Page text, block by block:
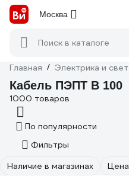
Москва
Поиск в каталоге
Главная / Электрика и свет
Кабель ПЭПТ В 100
1000 товаров
По популярности
Фильтры
Наличие в магазинах
Цена